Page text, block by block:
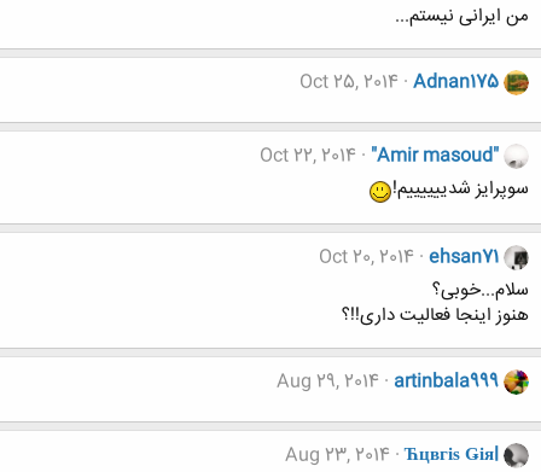
من ایرانی نیستم...
Adnan175
Oct 25, 2014
"Amir masoud"
Oct 22, 2014
سوپرایز شدییییییم!
ehsan71
Oct 20, 2014
سلام...خوبی؟
هنوز اینجا فعالیت داری!!؟
artinbala999
Aug 29, 2014
Ћцвгіѕ Ǥіяl
Aug 23, 2014